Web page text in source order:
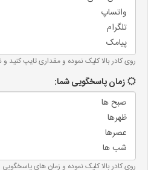
روی کادر بالا کلیک نموده و مقداری تایپ کنید
زمان پاسخگویی شما:
روی کادر بالا کلیک نموده و زمان های پاسخگویی